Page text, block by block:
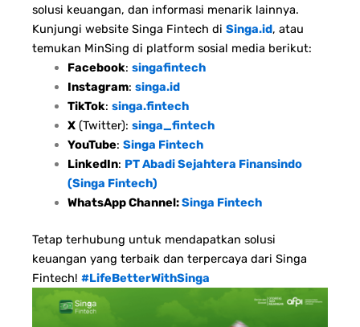
solusi keuangan, dan informasi menarik lainnya.
Kunjungi website Singa Fintech di Singa.id, atau
temukan MinSing di platform sosial media berikut:
Facebook: singafintech
Instagram: singa.id
TikTok: singa.fintech
X(Twitter): singa_fintech
YouTube: Singa Fintech
LinkedIn: PT Abadi Sejahtera Finansindo
(Singa Fintech)
WhatsApp Channel:Singa Fintech
Tetap terhubung untuk mendapatkan solusi
keuangan yang terbaik dan terpercaya dari Singa
Fintech! #LifeBetterWithSinga